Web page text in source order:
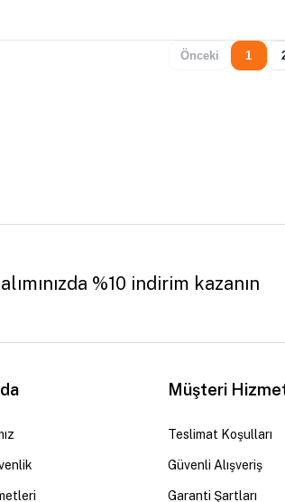
Önceki 1
%10 indirim kazanın
Müşteri
Teslimat Koşulları
Güvenli Alışveriş
Garanti Şartları